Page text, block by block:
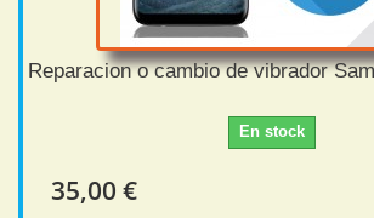
Reparacion o cambio de vibrador
En stock
35,00 €